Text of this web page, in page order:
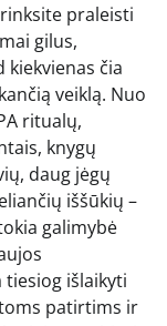
praleisti
gilus,
čia
veiklą. Nuo
ritualų,
knygų
daug jėgų
iššūkių –
galimybė
tiesiog išlaikyti
patirtims ir